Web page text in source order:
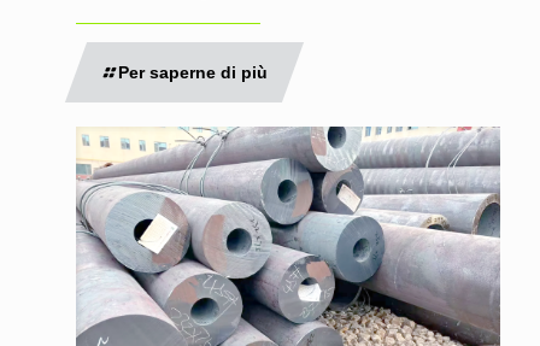
Per saperne di più